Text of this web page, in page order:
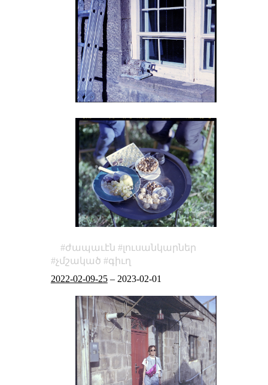
ժապաւէն
լուսանկարներ
չմշակած
գիւղ
2022-02-09-25– 2023-02-01